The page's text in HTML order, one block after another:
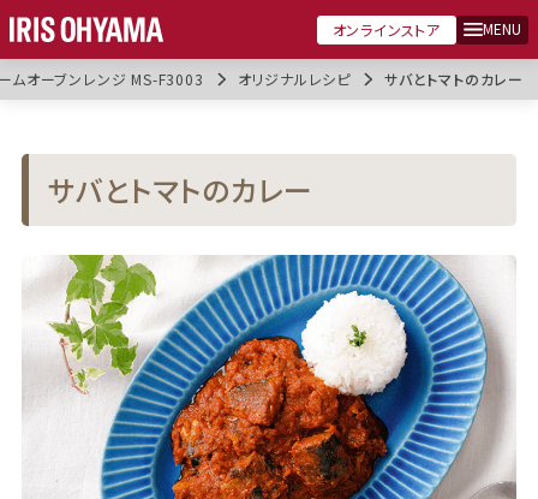
オンラインストア MENU
ムオーブンレンジ MS-F3003 オリジナルレシピ サバとトマトのカレー
サバとトマトのカレー